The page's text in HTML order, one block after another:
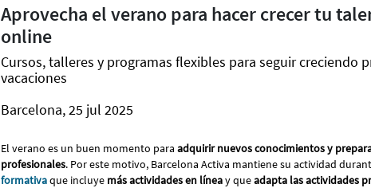
Aprovecha el verano para hacer crecer tu
online
Cursos, talleres y programas flexibles para seguir creciendo
vacaciones
Barcelona, 25 jul 2025
El verano es un buen momento para adquirir nuevos conocimientos y
profesionales. Por este motivo, Barcelona Activa mantiene su actividad
formativaque incluye más actividades en líneay queadapta las actividades